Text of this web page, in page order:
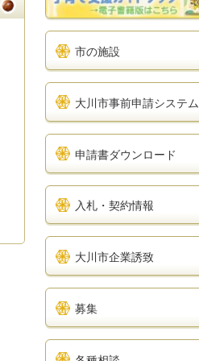
市の施設
大川市事前申請システム
申請書ダウンロード
入札・契約情報
大川市企業誘致
募集